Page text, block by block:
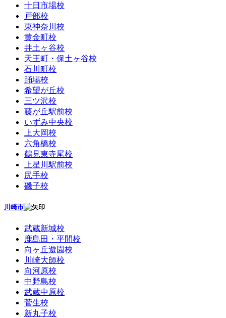
十日市場校
戸部校
東神奈川校
黄金町校
井土ヶ谷校
天王町・保土ヶ谷校
石川町校
踊場校
希望が丘校
三ツ沢校
藤が丘駅前校
いずみ中央校
上大岡校
六角橋校
鶴見東寺尾校
上星川駅前校
尻手校
磯子校
川崎市
武蔵新城校
鹿島田・平間校
向ヶ丘遊園校
川崎大師校
向河原校
中野島校
武蔵中原校
菅生校
新丸子校